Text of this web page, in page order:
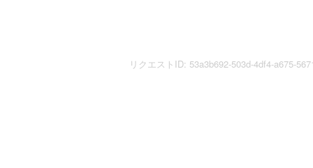
リクエストID: 53a3b692-503d-4df4-a675-